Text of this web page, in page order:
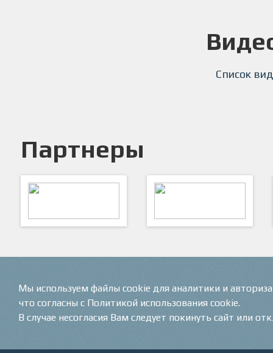
Список
Партнеры
Мы используем файлы cookie для аналитики и
что согласны с Политикой использования cookie.
В случае несогласия Вам следует покинуть сайт или